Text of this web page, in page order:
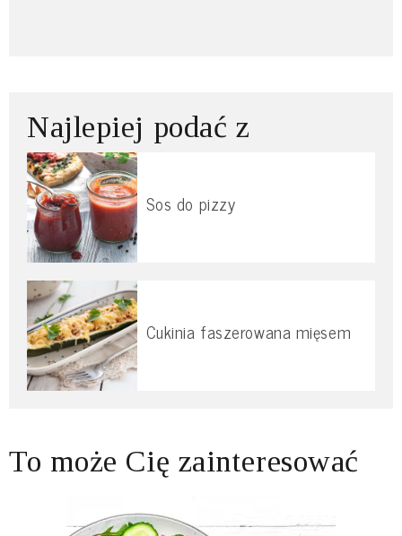
Najlepiej podać z
Sos do pizzy
Cukinia faszerowana mięsem
To może Cię zainteresować